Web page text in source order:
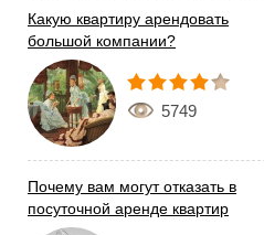
Какую квартиру арендовать
большой компании?
5749
Почему вам могут отказать в
посуточной аренде квартир